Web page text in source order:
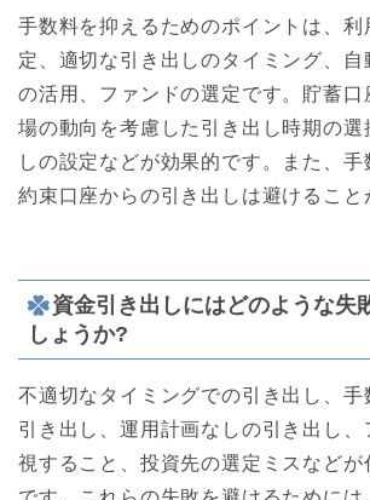
手数料を抑えるためのポイントは、利
定、適切な引き出しのタイミング、自
の活用、ファンドの選定です。貯蓄口
場の動向を考慮した引き出し時期の選
しの設定などが効果的です。また、手
約束口座からの引き出しは避けること
資金引き出しにはどのような失
しょうか?
不適切なタイミングでの引き出し、手
引き出し、運用計画なしの引き出し、
視すること、投資先の選定ミスなどが